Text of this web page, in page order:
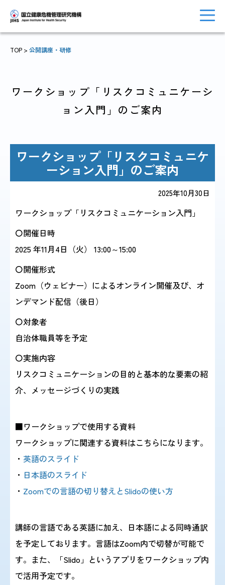
国際協力・
TOP > 公開講座・研修
ワークショップ「リスクコミュニケーシ
ョン入門」のご案内
ワークショップ「リスクコミュニケ
ーション入門」のご案内
2025年10月30日
ワークショップ「リスクコミュニケーション入門」
〇開催日時
2025 年11月4日（火） 13:00～15:00
〇開催形式
Zoom（ウェビナー）によるオンライン開催及び、オ
ンデマンド配信（後日）
〇対象者
自治体職員等を予定
〇実施内容
リスクコミュニケーションの目的と基本的な要素の紹
介、メッセージづくりの実践
■ワークショップで使用する資料
ワークショップに関連する資料はこちらになります。
・ 英語のスライド
・ 日本語のスライド
・ Zoomでの言語の切り替えとSlidoの使い方
講師の言語である英語に加え、日本語による同時通訳
を予定しております。言語はZoom内で切替が可能で
す。また、「Slido」というアプリをワークショップ内
で活用予定です。